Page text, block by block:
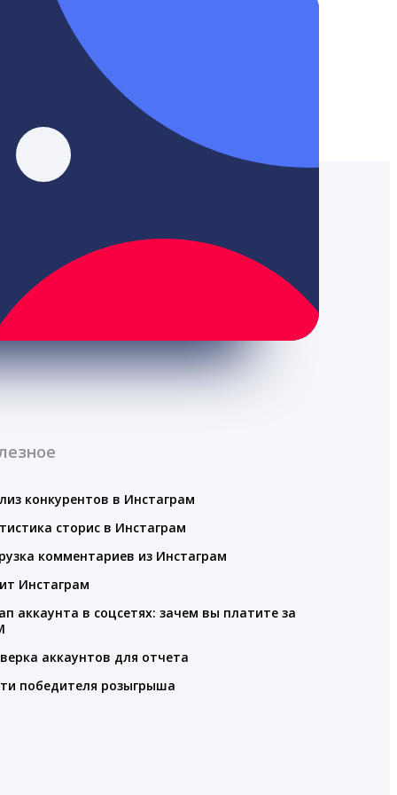
конкурентов в Инстаграм
сторис в Инстаграм
комментариев из Инстаграм
Инстаграм
аккаунта в соцсетях: зачем вы платите за
аккаунтов для отчета
победителя розыгрыша